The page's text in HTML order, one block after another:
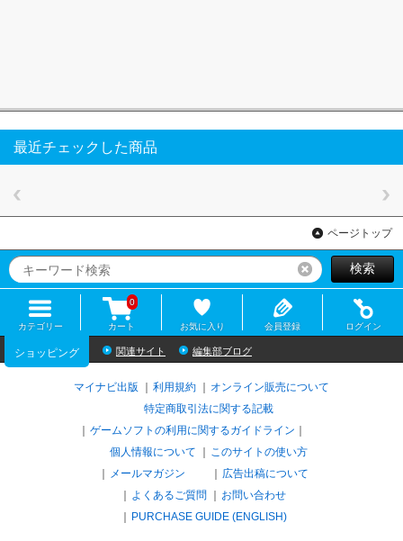
最近チェックした商品
ページトップ
リセット検索
カテゴリー カート
0
お気に入り 会員登録 ログイン
ショッピング 関連サイト 編集部ブログ
マイナビ出版 利用規約
オンライン販売について
特定商取引法に関する記載
ゲームソフトの利用に関するガイドライン
個人情報について
このサイトの使い方
メールマガジン
広告出稿について
よくあるご質問
お問い合わせ
PURCHASE GUIDE (ENGLISH)